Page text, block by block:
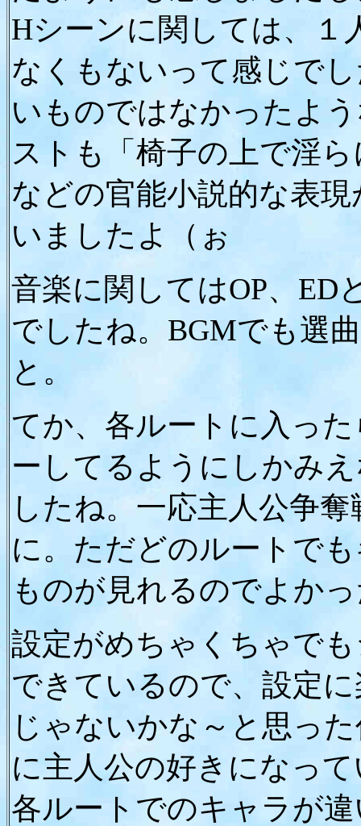
Hシーンに関しては、１
なくもないって感じで
いものではなかったよ
ストも「椅子の上で淫
などの官能小説的な表
いましたよ（ぉ
音楽に関してはOP、ED
でしたね。BGMでも選
と。
てか、各ルートに入っ
ーしてるようにしかみ
したね。一応主人公争
に。ただどのルートで
ものが見れるのでよか
設定がめちゃくちゃで
できているので、設定
じゃないかな～と思っ
に主人公の好きになっ
各ルートでのキャラが